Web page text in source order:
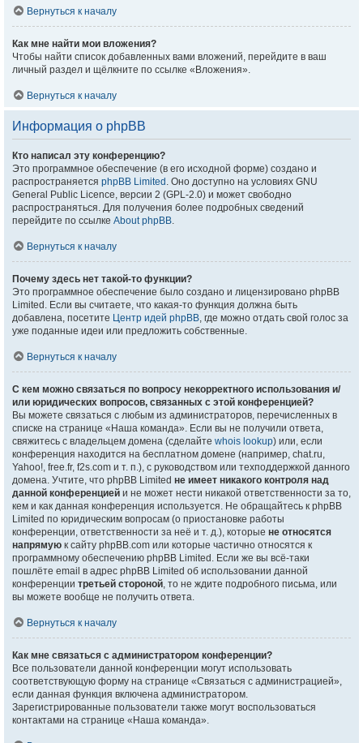
Вернуться к началу
Как мне найти мои вложения?
Чтобы найти список добавленных вами вложений, перейдите в ваш
личный раздел и щёлкните по ссылке «Вложения».
Вернуться к началу
Информация о phpBB
Кто написал эту конференцию?
Это программное обеспечение (в его исходной форме) создано и
распространяется phpBB Limited . Оно доступно на условиях GNU
General Public Licence, версии 2 (GPL-2.0) и может свободно
распространяться. Для получения более подробных сведений
перейдите по ссылке About phpBB.
Вернуться к началу
Почему здесь нет такой-то функции?
Это программное обеспечение было создано и лицензировано phpBB
Limited. Если вы считаете, что какая-то функция должна быть
добавлена, посетите Центр идей phpBB, где можно отдать свой голос за
уже поданные идеи или предложить собственные.
Вернуться к началу
С кем можно связаться по вопросу некорректного использования и/
или юридических вопросов, связанных с этой конференцией?
Вы можете связаться с любым из администраторов, перечисленных в
списке на странице «Наша команда». Если вы не получили ответа,
свяжитесь с владельцем домена (сделайте whois lookup) или, если
конференция находится на бесплатном домене (например, chat.ru,
Yahoo!, free.fr, f2s.com и т. п.), с руководством или техподдержкой данного
домена. Учтите, что phpBB Limited не имеет никакого контроля над
данной конференцией и не может нести никакой ответственности за то,
кем и как данная конференция используется. Не обращайтесь к phpBB
Limited по юридическим вопросам (о приостановке работы
конференции, ответственности за неё и т. д.), которые не относятся
напрямую к сайту phpBB.com или которые частично относятся к
программному обеспечению phpBB Limited. Если же вы всё-таки
пошлёте email в адрес phpBB Limited об использовании данной
конференции третьей стороной, то не ждите подробного письма, или
вы можете вообще не получить ответа.
Вернуться к началу
Как мне связаться с администратором конференции?
Все пользователи данной конференции могут использовать
соответствующую форму на странице «Связаться с администрацией»,
если данная функция включена администратором.
Зарегистрированные пользователи также могут воспользоваться
контактами на странице «Наша команда».